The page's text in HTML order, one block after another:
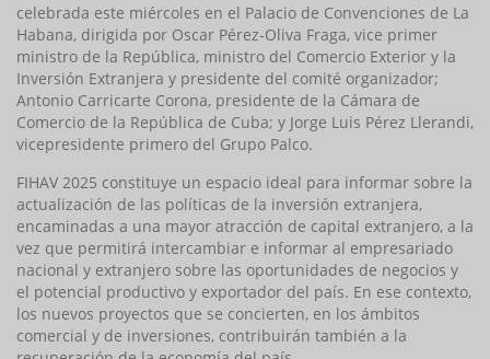
celebrada este miércoles en el Palacio de Convenciones de La
Habana, dirigida por Oscar Pérez-Oliva Fraga, vice primer
ministro de la República, ministro del Comercio Exterior y la
Inversión Extranjera y presidente del comité organizador;
Antonio Carricarte Corona, presidente de la Cámara de
Comercio de la República de Cuba; y ‌Jorge Luis Pérez Llerandi,
vicepresidente primero del Grupo Palco.
FIHAV 2025 constituye un espacio ideal para informar sobre la
actualización de las políticas de la inversión extranjera,
encaminadas a una mayor atracción de capital extranjero, a la
vez que permitirá intercambiar e informar al empresariado
nacional y extranjero sobre las oportunidades de negocios y
el potencial productivo y exportador del país. En ese contexto,
los nuevos proyectos que se concierten, en los ámbitos
comercial y de inversiones, contribuirán también a la